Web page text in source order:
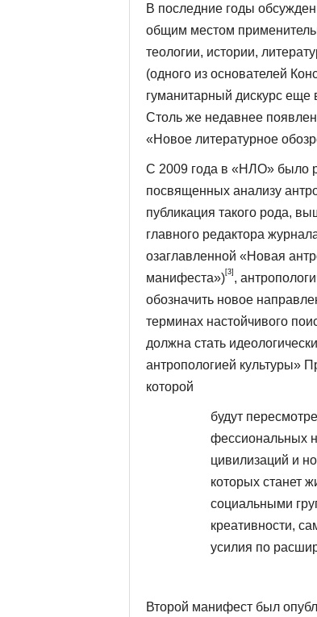
В последние годы
общим местом
теологии, истории,
(одного из основателей
гуманитарный дискурс еще
Столь же недавнее
«Новое литературное
С 2009 года в «НЛО» было
посвященных анализу
публикация такого рода,
главного редактора
озаглавленной «Новая
манифеста»)[3] ,
обозначить новое
терминах настойчивого
должна стать
антропологией культуры»
которой
будут
фессиональных
цивилизаций и
которых станет
социальными
креативности,
усилия по
Второй манифест был